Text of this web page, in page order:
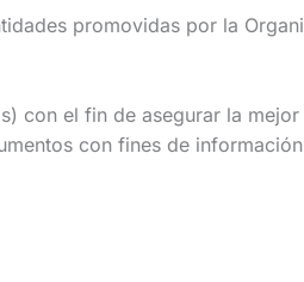
promovidas por la
el fin de asegurar la mejor
con fines de